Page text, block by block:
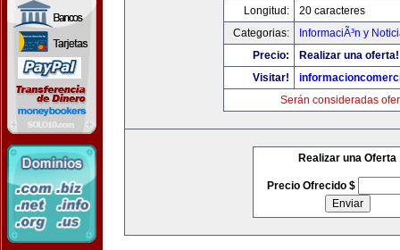
Longitud:
20 caracteres
Categorias:
InformaciÃ³n y
Precio:
Realizar una oferta!
Visitar!
Serán consideradas
Realizar una Oferta
Precio Ofrecido $